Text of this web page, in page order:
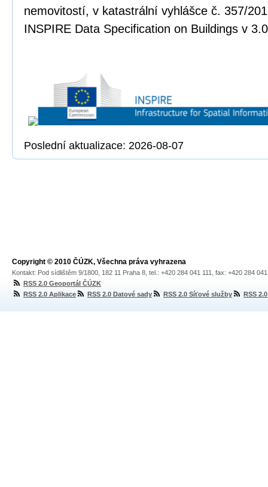
nemovitostí, v katastrální vyhlášce č. 357/
INSPIRE Data Specification on Buildings v
Poslední aktualizace: 2026-08-07
Copyright © 2010 ČÚZK, Všechna práva vyhrazena
Kontakt: Pod sídlištěm 9/1800, 182 11 Praha 8, tel.: +420 284 041 111, fax: +420 284
RSS 2.0 Geoportál ČÚZK
RSS 2.0 Aplikace
RSS 2.0 Datové sady RSS 2.0 Síťové služby RSS